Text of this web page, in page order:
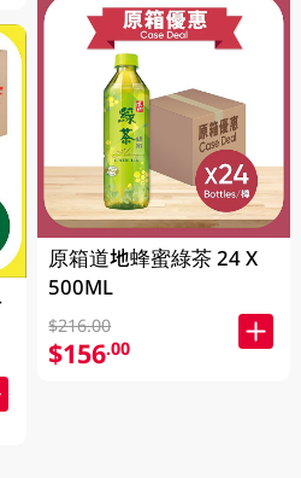
原箱道地蜂蜜綠茶 24 X
500ML
$216.00
$156.00